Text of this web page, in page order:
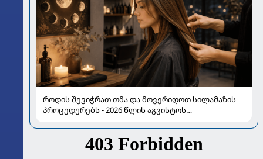
როდის შევიჭრათ თმა და მოვერიდოთ სილამაზის
პროცედურებს - 2026 წლის აგვისტოს